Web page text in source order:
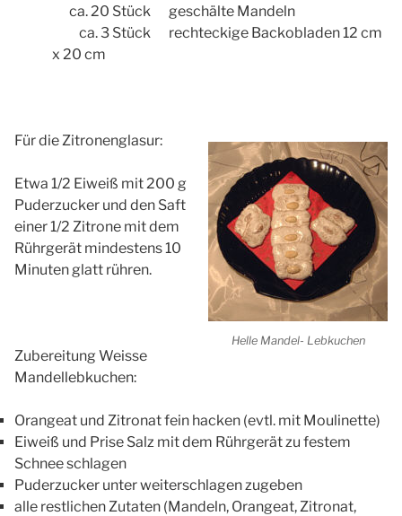
ca. 20 Stück
geschälte Mandeln
ca. 3 Stück
rechteckige Backobladen 12 cm
x 20 cm
Helle Mandel- Lebkuchen
Für die Zitronenglasur:
Etwa 1/2 Eiweiß mit 200 g
Puderzucker und den Saft
einer 1/2 Zitrone mit dem
Rührgerät mindestens 10
Minuten glatt rühren.
Zubereitung Weisse
Mandellebkuchen:
Orangeat und Zitronat fein hacken (evtl. mit Moulinette)
Eiweiß und Prise Salz mit dem Rührgerät zu festem
Schnee schlagen
Puderzucker unter weiterschlagen zugeben
alle restlichen Zutaten (Mandeln, Orangeat, Zitronat,